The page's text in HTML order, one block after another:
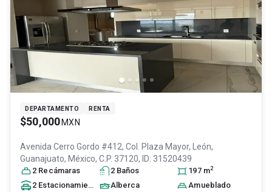
DEPARTAMENTO RENTA
$50,000 MXN
Avenida Cerro Gordo #412, Col. Plaza Mayor, León,
Guanajuato, México, C.P. 37120, ID: 31520439
2 Recámaras 2 Baños 197 m2
2 Estacionamiento s Alberca Amueblado